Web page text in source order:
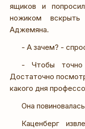
ящиков и
ножиком
Аджемяна.
- А зачем? -
- Чтобы точно
Достаточно
какого дня
Она
Каценберг